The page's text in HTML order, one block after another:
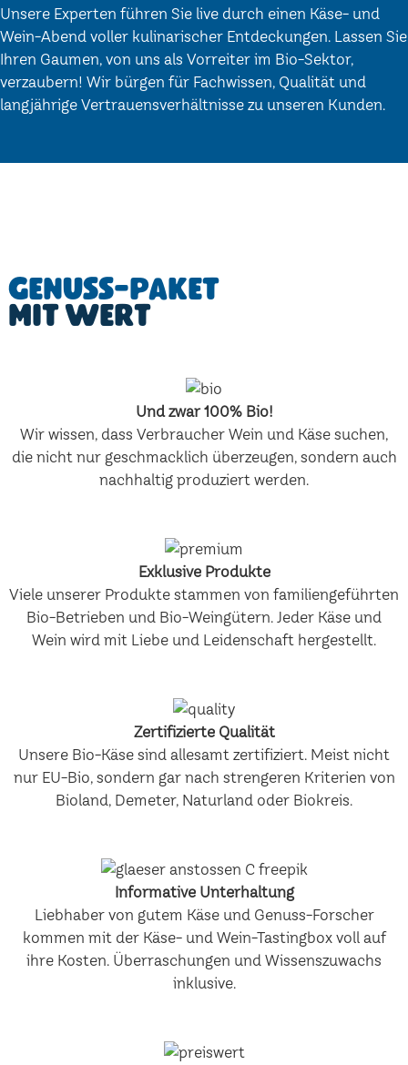
Unsere Experten führen Sie live durch einen Käse- und
Wein-Abend voller kulinarischer Entdeckungen. Lassen Sie
Ihren Gaumen, von uns als Vorreiter im Bio-Sektor,
verzaubern! Wir bürgen für Fachwissen, Qualität und
langjährige Vertrauensverhältnisse zu unseren Kunden.
Genuss-Paket
mit Wert
Und zwar 100% Bio!
Wir wissen, dass Verbraucher Wein und Käse suchen,
die nicht nur geschmacklich überzeugen, sondern auch
nachhaltig produziert werden.
Exklusive Produkte
Viele unserer Produkte stammen von familiengeführten
Bio-Betrieben und Bio-Weingütern. Jeder Käse und
Wein wird mit Liebe und Leidenschaft hergestellt.
Zertifizierte Qualität
Unsere Bio-Käse sind allesamt zertifiziert. Meist nicht
nur EU-Bio, sondern gar nach strengeren Kriterien von
Bioland, Demeter, Naturland oder Biokreis.
Informative Unterhaltung
Liebhaber von gutem Käse und Genuss-Forscher
kommen mit der Käse- und Wein-Tastingbox voll auf
ihre Kosten. Überraschungen und Wissenszuwachs
inklusive.